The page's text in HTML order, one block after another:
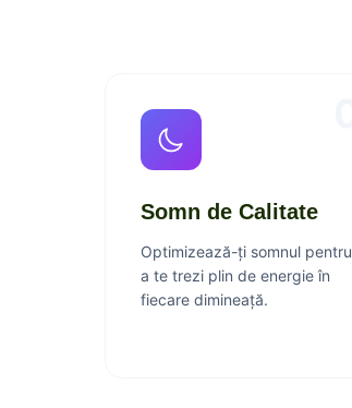
Somn de Calitate
Optimizează-ți somnul pentru
a te trezi plin de energie în
fiecare dimineață.